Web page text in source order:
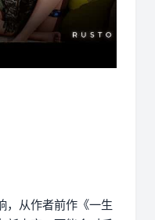
，从作者前作《一生